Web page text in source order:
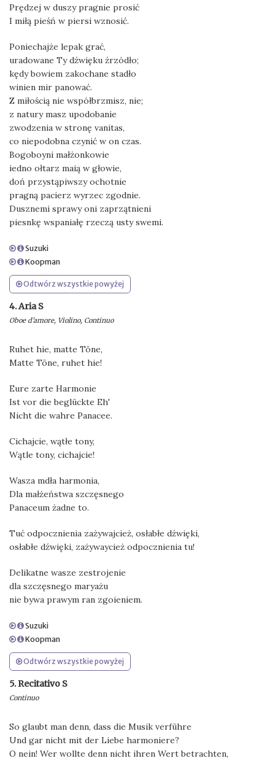
Prędzej w duszy pragnie prosić
I miłą pieśń w piersi wznosić.
Poniechajże lepak grać,
uradowane Ty dźwięku źrzódło;
kędy bowiem zakochane stadło
winien mir panować.
Z miłością nie współbrzmisz, nie;
z natury masz upodobanie
zwodzenia w stronę vanitas,
co niepodobna czynić w on czas.
Bogoboyni małżonkowie
iedno ołtarz maią w głowie,
doń przystąpiwszy ochotnie
pragną pacierz wyrzec zgodnie.
Dusznemi sprawy oni zaprzątnieni
piesnkę wspaniałę rzeczą usty swemi.
Suzuki
Koopman
Odtwórz wszystkie powyżej
4. Aria S
Oboe d'amore, Violino, Continuo
Ruhet hie, matte Töne,
Matte Töne, ruhet hie!
Eure zarte Harmonie
Ist vor die beglückte Eh'
Nicht die wahre Panacee.
Cichajcie, wątłe tony,
Wątle tony, cichajcie!
Wasza mdła harmonia,
Dla małżeństwa szczęsnego
Panaceum żadne to.
Tuć odpocznienia zażywajcież, osłabłe dźwięki,
osłabłe dźwięki, zażywaycież odpocznienia tu!
Delikatne wasze zestrojenie
dla szczęsnego maryażu
nie bywa prawym ran zgoieniem.
Suzuki
Koopman
Odtwórz wszystkie powyżej
5. Recitativo S
Continuo
So glaubt man denn, dass die Musik verführe
Und gar nicht mit der Liebe harmoniere?
O nein! Wer wollte denn nicht ihren Wert betrachten,